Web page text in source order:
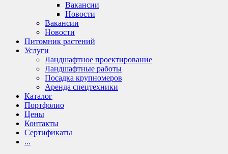
Вакансии
Новости
Вакансии
Новости
Питомник растений
Услуги
Ландшафтное проектирование
Ландшафтные работы
Посадка крупномеров
Аренда спецтехники
Каталог
Портфолио
Цены
Контакты
Сертификаты
...